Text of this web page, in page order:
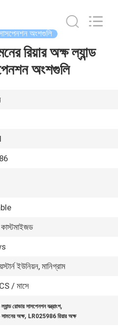
অংশগুলি
রিয়ার অক্ষ ল্যান্ড
অংশগুলি
কাস্টমাইজড
ইউনিয়ন, মানিগ্রাম
/ মাসে
রোভার সাসপেনশন যন্ত্রাংশ,
অক্ষ, LR025986 রিয়ার অক্ষ